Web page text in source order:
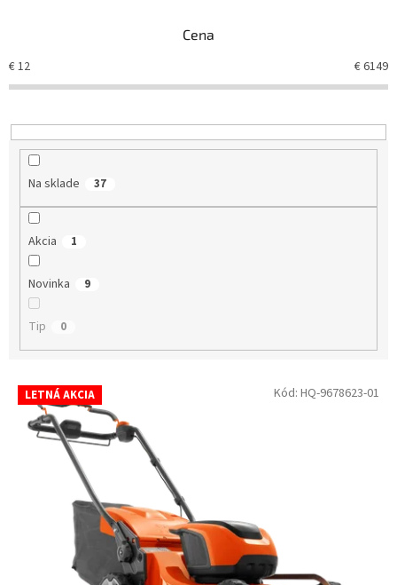
Cena
€12 €6149
Na sklade 37
Akcia 1
Novinka 9
Tip 0
Výpis produktov
LETNÁ AKCIA Kód: HQ-9678623-01